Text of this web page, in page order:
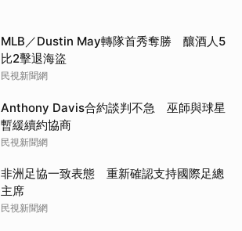
MLB／Dustin May轉隊首秀奪勝 釀酒人5
比2擊退海盜
民視新聞網
Anthony Davis合約談判不急 巫師與球星
暫緩續約協商
民視新聞網
非洲足協一致表態 重新確認支持國際足總
主席
民視新聞網